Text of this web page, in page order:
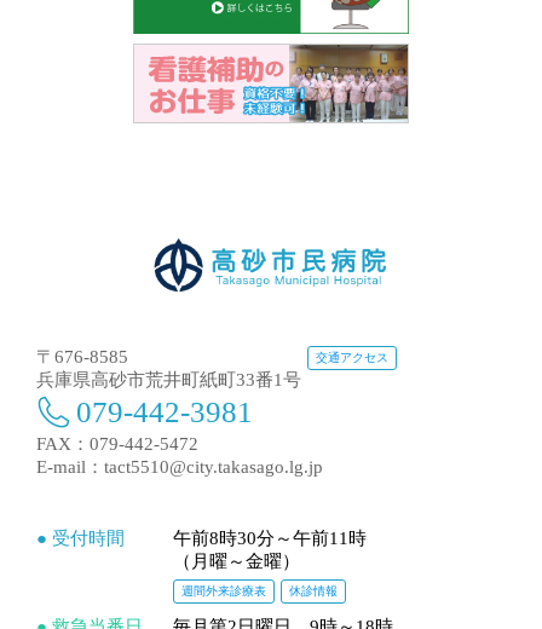
〒676-8585
兵庫県高砂市荒井町紙町33番1号
交通アクセス
079-442-3981
FAX：079-442-5472
E-mail： tact5510@city.takasago.lg.jp
● 受付時間
午前8時30分～午前11時
（月曜～金曜）
週間外来診療表 休診情報